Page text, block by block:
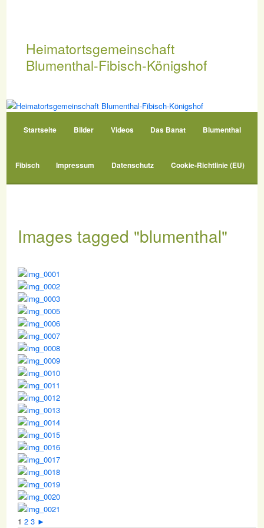
springenHeimatortsgemeinschaft
Blumenthal-Fibisch-Königshof
Startseite Bilder Videos Das Banat Blumenthal
Fibisch Impressum Datenschutz Cookie-Richtlinie (EU)
Images tagged "blumenthal"
1 2 3 ►